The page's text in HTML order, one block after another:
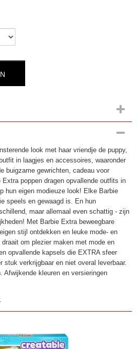
look met haar vriendje de puppy,
in laagjes en accessoires, waaronder
buigzame gewrichten, cadeau voor
Extra poppen dragen opvallende outfits in
hun eigen modieuze look! Elke Barbie
speels en gewaagd is. En hun
maar allemaal even schattig - zijn
Met Barbie Extra beweegbare
stijl ontdekken en leuke mode- en
om plezier maken met mode en
opvallende kapsels die EXTRA sfeer
stuk verkrijgbaar en niet overal leverbaar.
Afwijkende kleuren en versieringen